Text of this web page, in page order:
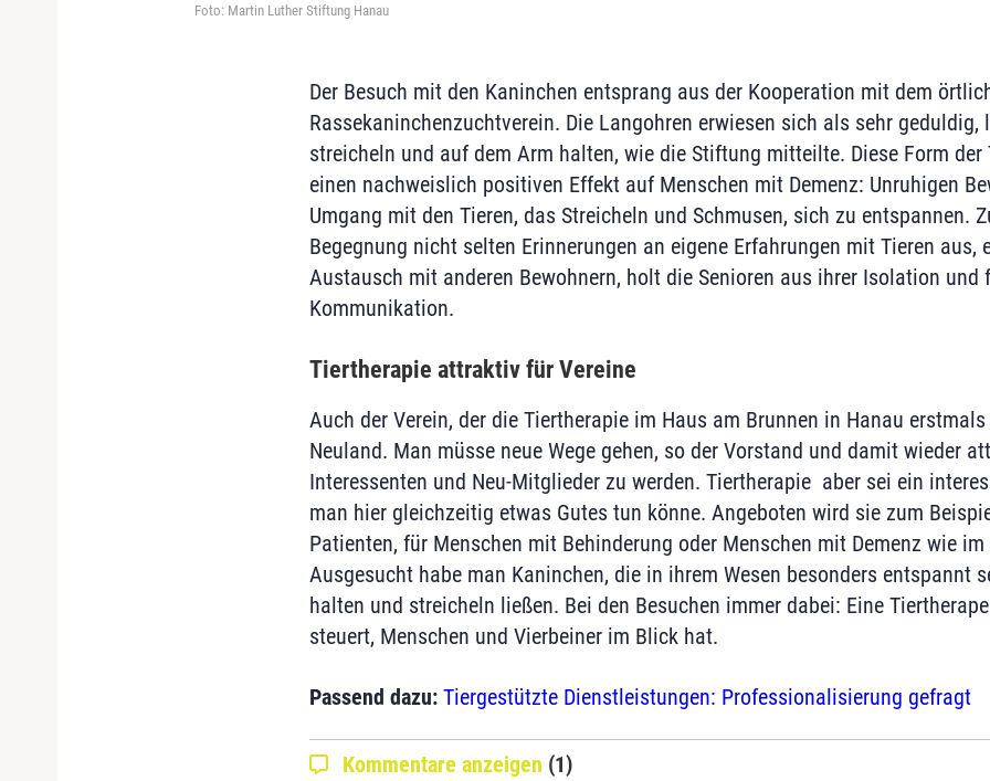
Foto: Martin Luther Stiftung Hanau
Der Besuch mit den Kaninchen entsprang aus der Kooperation mit dem
Rassekaninchenzuchtverein. Die Langohren erwiesen sich als sehr
streicheln und auf dem Arm halten, wie die Stiftung mitteilte. Diese Form der
einen nachweislich positiven Effekt auf Menschen mit Demenz: Unruhigen
Umgang mit den Tieren, das Streicheln und Schmusen, sich zu entspannen.
Begegnung nicht selten Erinnerungen an eigene Erfahrungen mit Tieren aus,
Austausch mit anderen Bewohnern, holt die Senioren aus ihrer Isolation und
Kommunikation.
Tiertherapie attraktiv für Vereine
Auch der Verein, der die Tiertherapie im Haus am Brunnen in Hanau
Neuland. Man müsse neue Wege gehen, so der Vorstand und damit wieder
Interessenten und Neu-Mitglieder zu werden. Tiertherapie aber sei ein
man hier gleichzeitig etwas Gutes tun könne. Angeboten wird sie zum
Patienten, für Menschen mit Behinderung oder Menschen mit Demenz wie
Ausgesucht habe man Kaninchen, die in ihrem Wesen besonders entspannt
halten und streicheln ließen. Bei den Besuchen immer dabei: Eine
steuert, Menschen und Vierbeiner im Blick hat.
Passend dazu: Tiergestützte Dienstleistungen: Professionalisierung gefragt
Kommentare anzeigen (1)